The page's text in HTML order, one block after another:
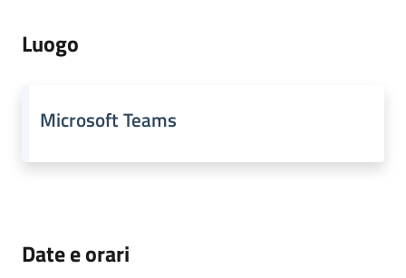
Luogo
Microsoft Teams
Date e orari